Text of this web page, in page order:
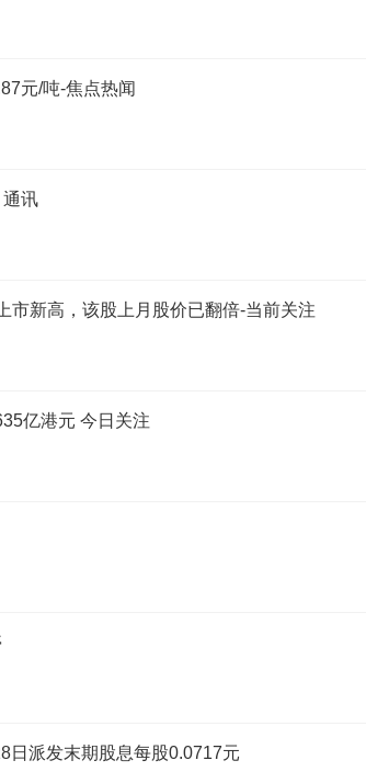
元/吨-焦点热闻
讯
市新高，该股上月股价已翻倍-当前关注
亿港元 今日关注
日派发末期股息每股0.0717元